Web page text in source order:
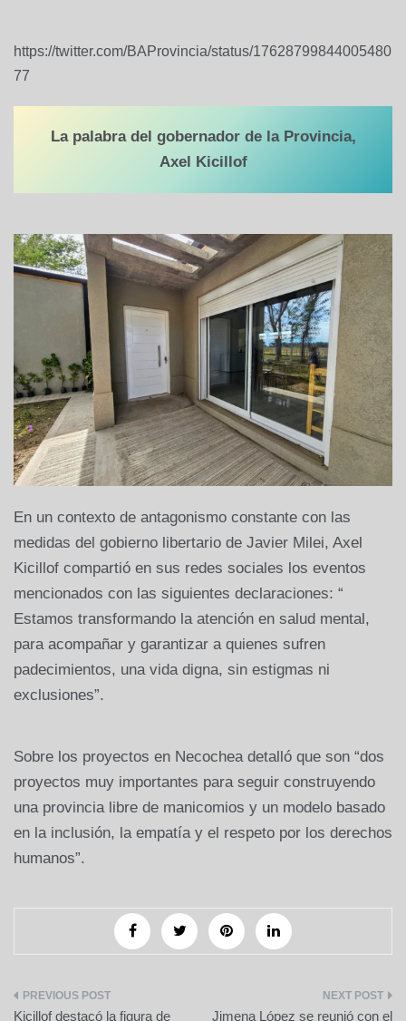
https://twitter.com/BAProvincia/status/17628799844005480
77
La palabra del gobernador de la Provincia,
Axel Kicillof
En un contexto de antagonismo constante con las
medidas del gobierno libertario de Javier Milei, Axel
Kicillof compartió en sus redes sociales los eventos
mencionados con las siguientes declaraciones: “
Estamos transformando la atención en salud mental,
para acompañar y garantizar a quienes sufren
padecimientos, una vida digna, sin estigmas ni
exclusiones”.
Sobre los proyectos en Necochea detalló que son “dos
proyectos muy importantes para seguir construyendo
una provincia libre de manicomios y un modelo basado
en la inclusión, la empatía y el respeto por los derechos
humanos”.
Navegación
Kicillof destacó la figura de Jimena López se reunió con el